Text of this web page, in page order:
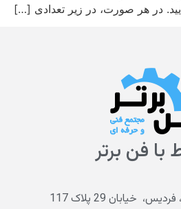
در هر صورت، در زیر تعدادی […]
با فن برتر
خیابان 29 پلاک 117